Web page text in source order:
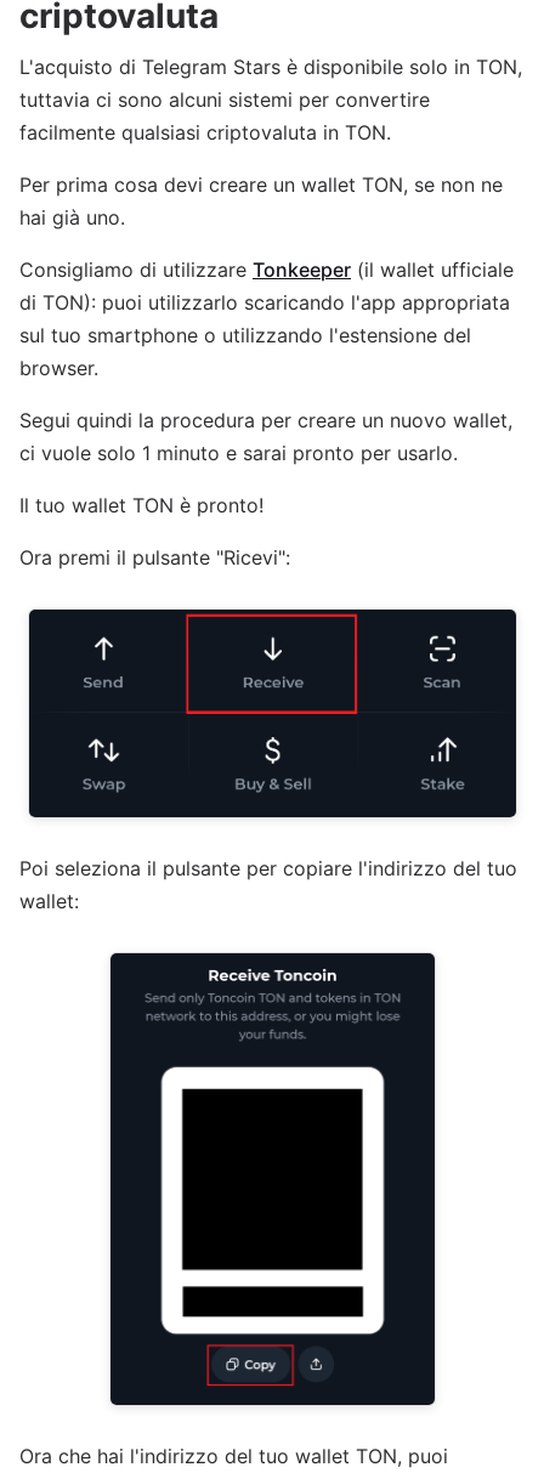
criptovaluta
L'acquisto di Telegram Stars è disponibile solo in TON,
tuttavia ci sono alcuni sistemi per convertire
facilmente qualsiasi criptovaluta in TON.
Per prima cosa devi creare un wallet TON, se non ne
hai già uno.
Consigliamo di utilizzare Tonkeeper (il wallet ufficiale
di TON): puoi utilizzarlo scaricando l'app appropriata
sul tuo smartphone o utilizzando l'estensione del
browser.
Segui quindi la procedura per creare un nuovo wallet,
ci vuole solo 1 minuto e sarai pronto per usarlo.
Il tuo wallet TON è pronto!
Ora premi il pulsante "Ricevi":
Poi seleziona il pulsante per copiare l'indirizzo del tuo
wallet:
Ora che hai l'indirizzo del tuo wallet TON, puoi